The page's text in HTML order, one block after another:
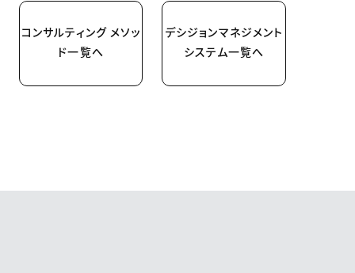
コンサルティング メソッ
ド一覧へ
デシジョンマネジメント
システム一覧へ